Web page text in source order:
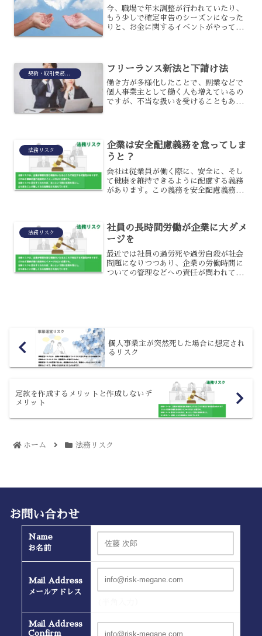
今、職場で年末調整が行われていたり、
もう少しで確定申告のシーズンになった
りと、お金に関するイベントがやってき
に世間で議論されたある話...
契約・取引業務(民法・商法等) フリーランス新法と下請け法
働き方が多様化したことで、副業などで
個人事業主として働く人も増えているの
ですが、不当な扱いを受けることもある
として下請け法もあります...
法務リスク
企業は安全配慮義務を怠ってしま
うと？
会社は従業員が働く際に、安全に、そし
て健康を維持できるように配慮する義務
があります。この義務を安全配慮義務と
従業員の働く場所を指定す...
法務リスク
社員の長時間労働が企業に大ダメ
ージを
最近では社員の過労死や過労自殺が社会
問題になりつつあり、企業の労働時間に
ついての管理などへの責任が問われてい
個人事業主が突然死した場合に想定され
るリスク
定款を作成するメリットと作成しないデ
メリット
ホーム 法務リスク
お問い合わせ
Name
お名前
Mail Address
メールアドレス
Mail Address
Confirm